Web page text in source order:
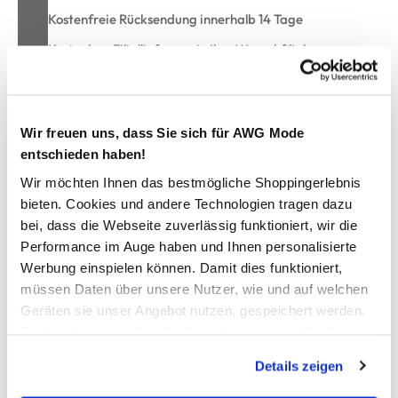
Wir freuen uns, dass Sie sich für AWG Mode
entschieden haben!
Wir möchten Ihnen das bestmögliche Shoppingerlebnis
bieten. Cookies und andere Technologien tragen dazu
bei, dass die Webseite zuverlässig funktioniert, wir die
Performance im Auge haben und Ihnen personalisierte
Werbung einspielen können. Damit dies funktioniert,
müssen Daten über unsere Nutzer, wie und auf welchen
Geräten sie unser Angebot nutzen, gespeichert werden.
werden, werden bei der Nutzung der Webseite auf jeden
Fall gesetzt. Cookies von Drittanbietern für Analyse- oder
Details zeigen
Kostenfreie Rücksendung innerhalb 14 Tage
Kostenlose Filiallieferung in Ihre Wunschfiliale
Damen Radlerhose im 2er Pack
praktische Radlerhose im Doppelpack von Sure
mit elastischem Gummibund
schlichte, gerade Form
angenehme Radlerlänge
kommen Sie entspannt durch den Tag